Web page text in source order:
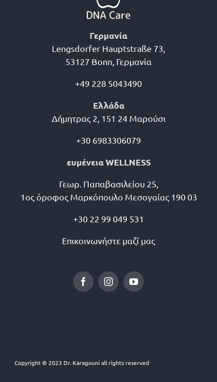
Γερμανία
Lengsdorfer Hauptstraße 73,
53127 Bonn, Γερμανία
+49 228 5043490
Ελλάδα
Δήμητρας 2, 151 24 Μαρούσι
+30 6983306079
ευμένεια WELLNESS
Γεωρ. Παπαβασιλείου 25,
1ος όροφος Μαρκόπουλο Μεσογαίας 190 03
+30 22 99 049 531
Επικοινωνήστε μαζί μας
Copyright © 2023 Dr. Karagouni all rights reserved